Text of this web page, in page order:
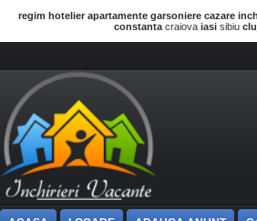
regim hotelier apartamente garsoniere cazare
constantacraiovaiasisibiu